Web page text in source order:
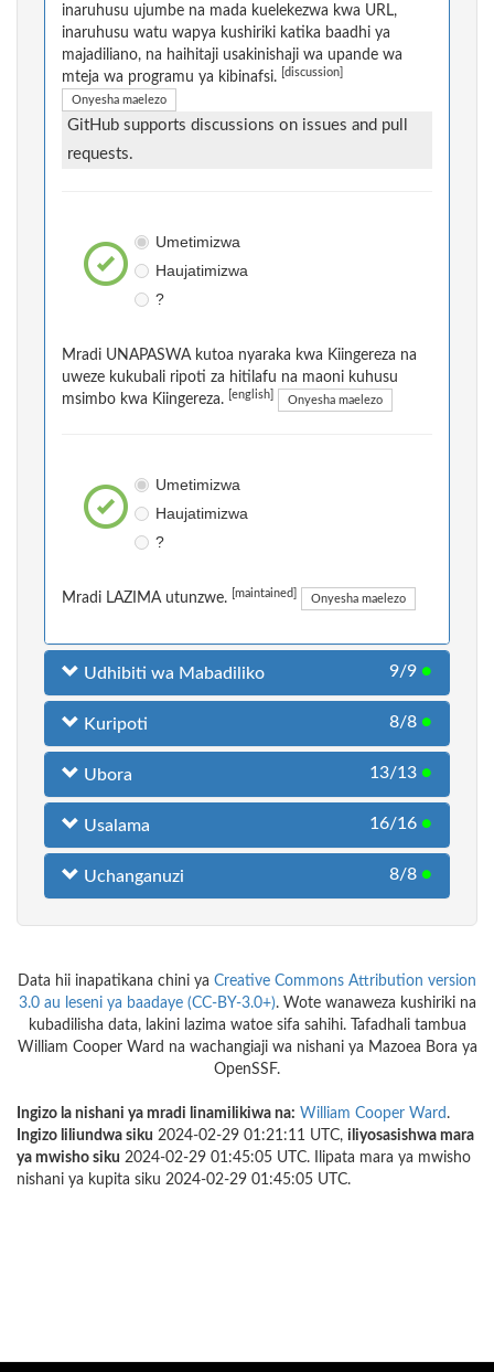
inaruhusu ujumbe na mada kuelekezwa kwa URL,
inaruhusu watu wapya kushiriki katika baadhi ya
majadiliano, na haihitaji usakinishaji wa upande wa
mteja wa programu ya kibinafsi.
[discussion]
Onyesha maelezo
GitHub supports discussions on issues and pull
requests.
Umetimizwa
Haujatimizwa
?
Mradi UNAPASWA kutoa nyaraka kwa Kiingereza na
uweze kukubali ripoti za hitilafu na maoni kuhusu
msimbo kwa Kiingereza.
[english] Onyesha maelezo
Umetimizwa
Haujatimizwa
?
Mradi LAZIMA utunzwe. [maintained] Onyesha maelezo
Udhibiti wa Mabadiliko 9/9 ●
Kuripoti 8/8 ●
Ubora 13/13 ●
Usalama 16/16 ●
Uchanganuzi 8/8 ●
Data hii inapatikana chini ya Creative Commons Attribution version
3.0 au leseni ya baadaye (CC-BY-3.0+). Wote wanaweza kushiriki na
kubadilisha data, lakini lazima watoe sifa sahihi. Tafadhali tambua
William Cooper Ward na wachangiaji wa nishani ya Mazoea Bora ya
OpenSSF.
Ingizo la nishani ya mradi linamilikiwa na: William Cooper Ward .
Ingizo liliundwa siku 2024-02-29 01:21:11 UTC, iliyosasishwa mara
ya mwisho siku 2024-02-29 01:45:05 UTC. Ilipata mara ya mwisho
nishani ya kupita siku 2024-02-29 01:45:05 UTC.